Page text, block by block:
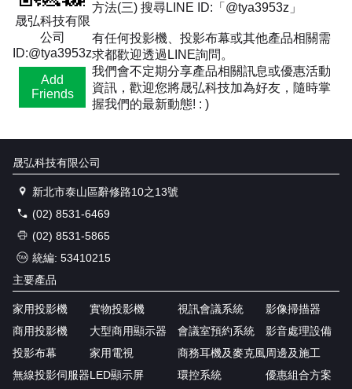
晟弘科技有限
公司
ID:@tya3953z
Add
Friends
方法(三) 搜尋LINE ID:「@tya3953z」
有任何投影機、投影布幕或其他產品相關需
求都歡迎透過LINE詢問。
我們會不定期分享產品相關訊息或優惠活動
資訊，歡迎您將晟弘科技加為好友，隨時掌
握我們的最新動態! : )
晟弘科技有限公司
新北市泰山區辭修路10之13號
(02) 8531-6469
(02) 8531-5865
統編: 53410215
主要產品
家用投影機
商用投影機
投影布幕
無線投影伺服器
實物投影機
大型商用顯示器
家用電視
LED顯示屏
視訊會議系統
會議室預約系統
商務耳機及麥克風
環控系統
影像掃描器
影音處理設備
周邊及施工
優惠組合方案